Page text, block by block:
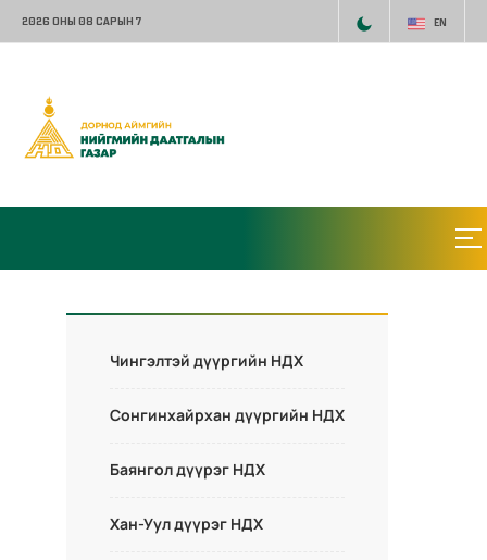
2026 ОНЫ 08 САРЫН 7 EN
Чингэлтэй дүүргийн НДХ
Сонгинхайрхан дүүргийн НДХ
Баянгол дүүрэг НДХ
Хан-Уул дүүрэг НДХ